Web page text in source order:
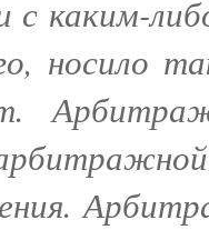
с каким-
носило